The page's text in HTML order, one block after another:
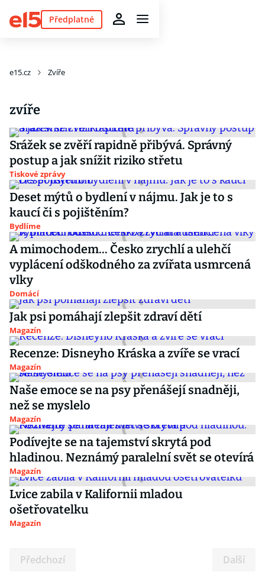
Předplatné
e15.cz Zvíře
zvíře
Srážek se zvěří rapidně přibývá. Správný
postup a jak snížit riziko střetu
Tiskové zprávy
Deset mýtů o bydlení v nájmu. Jak je to s
kaucí či s pojištěním?
Bydlíme
A mimochodem... Česko zrychlí a ulehčí
vyplácení odškodného za zvířata usmrcená
vlky
Domácí
Jak psi pomáhají zlepšit zdraví dětí
Magazín
Recenze: Disneyho Kráska a zvíře se vrací
Magazín
Naše emoce se na psy přenášejí snadněji,
než se myslelo
Magazín
Podívejte se na tajemství skrytá pod
hladinou. Neznámý paralelní svět se otevírá
Magazín
Lvice zabila v Kalifornii mladou
ošetřovatelku
Magazín
Předchozí Další